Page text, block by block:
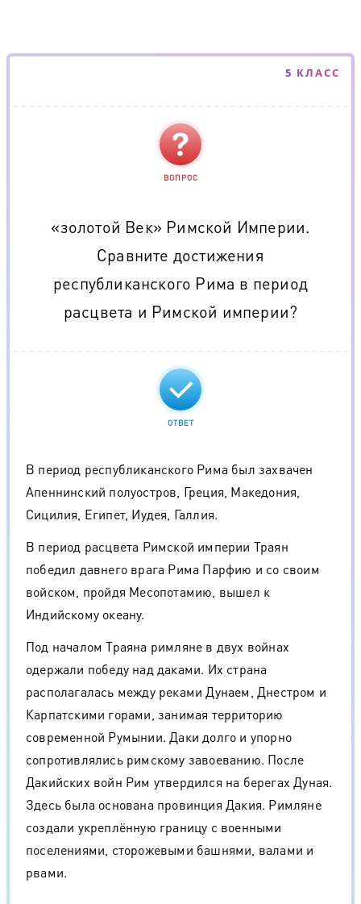
5 КЛАСС
ВОПРОС
«золотой Век» Римской Империи.
Сравните достижения
республиканского Рима в период
расцвета и Римской империи?
ОТВЕТ
В период республиканского Рима был захвачен
Апеннинский полуостров, Греция, Македония,
Сицилия, Египет, Иудея, Галлия.
В период расцвета Римской империи Траян
победил давнего врага Рима Парфию и со своим
войском, пройдя Месопотамию, вышел к
Индийскому океану.
Под началом Траяна римляне в двух войнах
одержали победу над даками. Их страна
располагалась между реками Дунаем, Днестром и
Карпатскими горами, занимая территорию
современной Румынии. Даки долго и упорно
сопротивлялись римскому завоеванию. После
Дакийских войн Рим утвердился на берегах Дуная.
Здесь была основана провинция Дакия. Римляне
создали укреплённую границу с военными
поселениями, сторожевыми башнями, валами и
рвами.